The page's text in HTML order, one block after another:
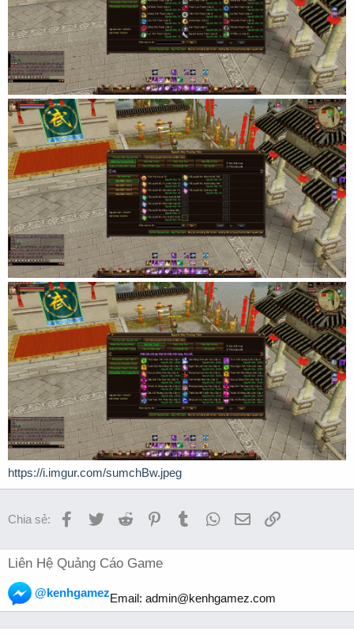
https://i.imgur.com/sumchBw.jpeg
Chia sẻ: Facebook
TwitterReddit PinterestTumblrWhatsApp
EmailLink
Liên Hệ Quảng Cáo Game
@kenhgamezEmail: admin@kenhgamez.com